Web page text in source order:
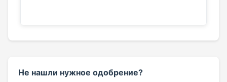
Не нашли нужное одобрение?